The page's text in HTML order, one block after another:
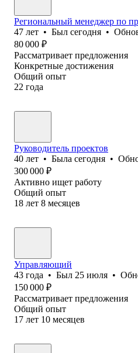
Региональный менеджер по
47 лет • Был сегодня •
80 000 ₽
Рассматривает предложения
Конкретные достижения
Общий опыт
22 года
Руководитель проектов
40 лет • Была сегодня •
300 000 ₽
Активно ищет работу
Общий опыт
18 лет 8 месяцев
Управляющий
43 года • Был 25 июля •
150 000 ₽
Рассматривает предложения
Общий опыт
17 лет 10 месяцев